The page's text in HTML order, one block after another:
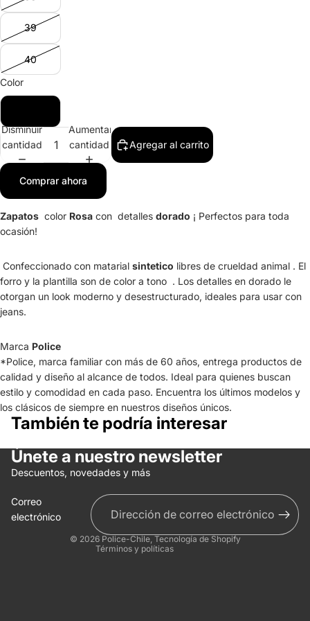
39
40
Color
Disminuir
cantidad
Aumentar
cantidad
Agregar al carrito
Comprar ahora
Zapatos color Rosa con detalles dorado ¡ Perfectos para toda
ocasión!
Confeccionado con matarial sintetico libres de crueldad animal . El
forro y la plantilla son de color a tono . Los detalles en dorado le
otorgan un look moderno y desestructurado, ideales para usar con
jeans.
Marca Police
*Police, marca familiar con más de 60 años, entrega productos de
calidad y diseño al alcance de todos. Ideal para quienes buscan
estilo y comodidad en cada paso. Encuentra los últimos modelos y
los clásicos de siempre en nuestros diseños únicos.
También te podría interesar
Únete a nuestro newsletter
Descuentos, novedades y más
Correo
electrónico
© 2026 Police-Chile, Tecnología de Shopify
Términos y políticas
Política de reembolso
Términos del servicio
Información de contacto